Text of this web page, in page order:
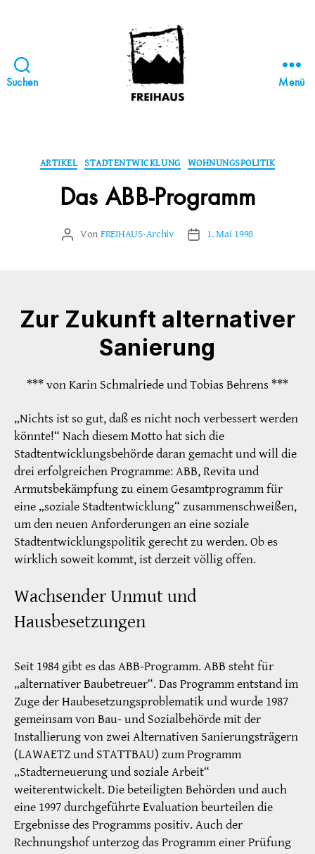
Suchen
STATTBAU
HAMBURG
Menü
Kategorien
ARTIKEL STADTENTWICKLUNG WOHNUNGSPOLITIK
Das ABB-Programm
Beitragsautor
Von FREIHAUS-Archiv Veröffentlichungsdatum
1. Mai 1998
Zur Zukunft alternativer
Sanierung
*** von Karin Schmalriede und Tobias Behrens ***
„Nichts ist so gut, daß es nicht noch verbessert werden
könnte!“ Nach diesem Motto hat sich die
Stadtentwicklungsbehörde daran gemacht und will die
drei erfolgreichen Programme: ABB, Revita und
Armutsbekämpfung zu einem Gesamtprogramm für
eine „soziale Stadtentwicklung“ zusammenschweißen,
um den neuen Anforderungen an eine soziale
Stadtentwicklungspolitik gerecht zu werden. Ob es
wirklich soweit kommt, ist derzeit völlig offen.
Wachsender Unmut und
Hausbesetzungen
Seit 1984 gibt es das ABB-Programm. ABB steht für
„alternativer Baubetreuer“. Das Programm entstand im
Zuge der Haubesetzungsproblematik und wurde 1987
gemeinsam von Bau- und Sozialbehörde mit der
Installierung von zwei Alternativen Sanierungsträgern
(LAWAETZ und STATTBAU) zum Programm
„Stadterneuerung und soziale Arbeit“
weiterentwickelt. Die beteiligten Behörden und auch
eine 1997 durchgeführte Evaluation beurteilen die
Ergebnisse des Programms positiv. Auch der
Rechnungshof unterzog das Programm einer Prüfung